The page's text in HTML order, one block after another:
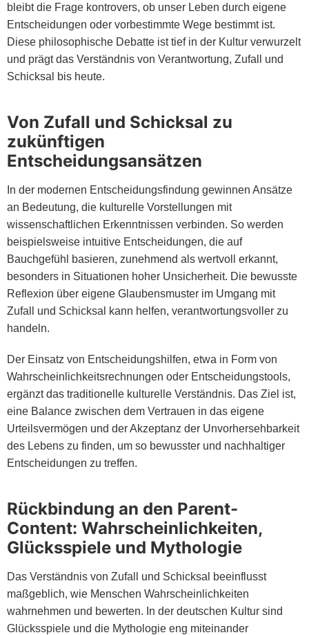
bleibt die Frage kontrovers, ob unser Leben durch eigene
Entscheidungen oder vorbestimmte Wege bestimmt ist.
Diese philosophische Debatte ist tief in der Kultur verwurzelt
und prägt das Verständnis von Verantwortung, Zufall und
Schicksal bis heute.
Von Zufall und Schicksal zu
zukünftigen
Entscheidungsansätzen
In der modernen Entscheidungsfindung gewinnen Ansätze
an Bedeutung, die kulturelle Vorstellungen mit
wissenschaftlichen Erkenntnissen verbinden. So werden
beispielsweise intuitive Entscheidungen, die auf
Bauchgefühl basieren, zunehmend als wertvoll erkannt,
besonders in Situationen hoher Unsicherheit. Die bewusste
Reflexion über eigene Glaubensmuster im Umgang mit
Zufall und Schicksal kann helfen, verantwortungsvoller zu
handeln.
Der Einsatz von Entscheidungshilfen, etwa in Form von
Wahrscheinlichkeitsrechnungen oder Entscheidungstools,
ergänzt das traditionelle kulturelle Verständnis. Das Ziel ist,
eine Balance zwischen dem Vertrauen in das eigene
Urteilsvermögen und der Akzeptanz der Unvorhersehbarkeit
des Lebens zu finden, um so bewusster und nachhaltiger
Entscheidungen zu treffen.
Rückbindung an den Parent-
Content: Wahrscheinlichkeiten,
Glücksspiele und Mythologie
Das Verständnis von Zufall und Schicksal beeinflusst
maßgeblich, wie Menschen Wahrscheinlichkeiten
wahrnehmen und bewerten. In der deutschen Kultur sind
Glücksspiele und die Mythologie eng miteinander